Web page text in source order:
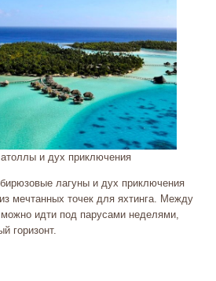
и дух приключения
лагуны и дух приключения
мечтанных точек для яхтинга. Между
идти под парусами неделями,
горизонт.